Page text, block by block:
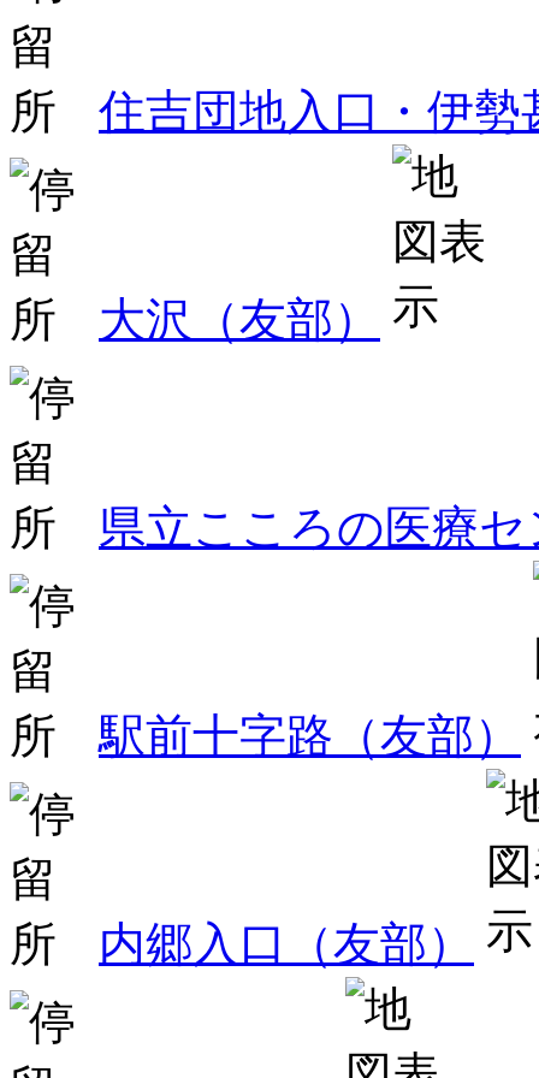
住吉団地入口・伊
大沢（友部）
県立こころの医療
駅前十字路（友部）
内郷入口（友部）